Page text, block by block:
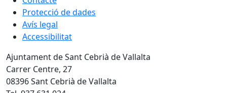
Protecció de dades
Avís legal
Accessibilitat
Ajuntament de Sant Cebrià de Vallalta
Carrer Centre, 27
08396 Sant Cebrià de Vallalta